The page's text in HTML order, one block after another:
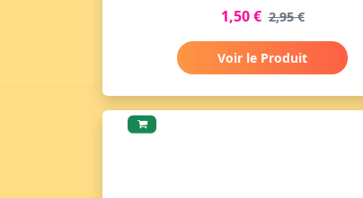
1,50 € 2,95 €
Voir le Produit